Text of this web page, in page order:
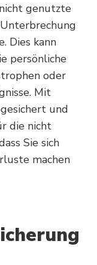
genutzte
Dies kann
persönliche
oder
Mit
und
die nicht
Sie sich
machen